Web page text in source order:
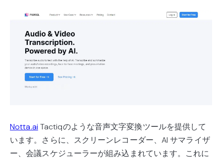
Notta.ai Tactiqのような音声文字変換ツールを提供して
います。さらに、スクリーンレコーダー、AI サマライザ
ー、会議スケジューラーが組み込まれています。これに